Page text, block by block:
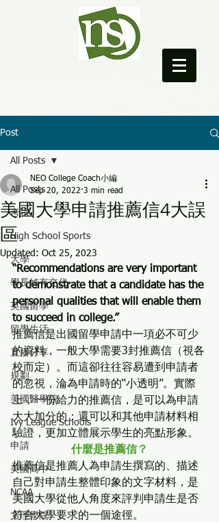
Post
All Posts
考試
High School Sports
大學
學長姊有交代
英國留學
留學生活
直播分享
規劃
美國醫學院
Ivy League Schools
申請
美國高中
NCAA
文理學院
All Posts
美國大學申請推薦信4大誤
區
NEO College Coach小編
Sep 20, 2022 3 min read
Updated: Oct 25, 2023
“Recommendations are very important
to demonstrate that a candidate has the
personal qualities that will enable them
to succeed in college.”
推薦信是出國留學申請中一項必不可少
的資料，一般大學需要3封推薦信（視各
校而定）。而這卻往往容易遭到申請者
的忽視，淪為申請時的“小透明”。實際
上，一份給力的推薦信，是可以為申請
大大加分的；還可以和其他申請材料相
驗證，更加立體展示學生的亮點形象。
什麼是推薦信？
推薦信是推薦人為申請生撰寫的、描述
自己對申請生整體印象的文字材料，是
美國大學從他人角度來評判申請生是否
符合大學要求的一個途徑。